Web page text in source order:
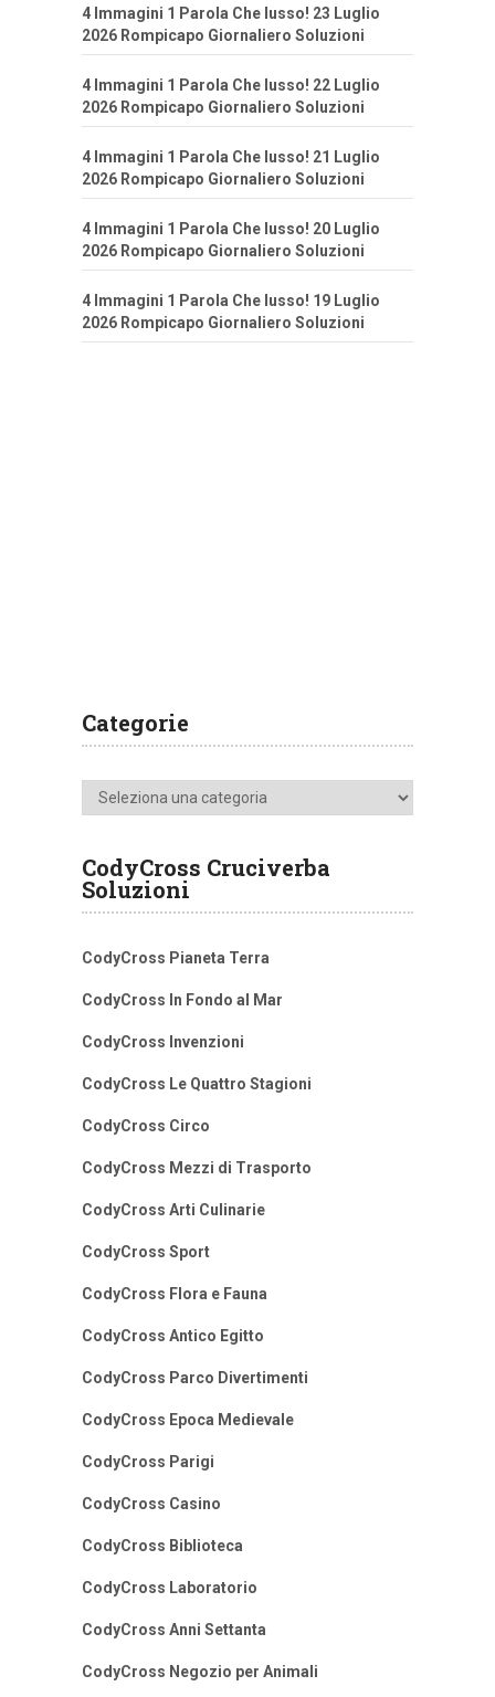
4 Immagini 1 Parola Che lusso! 23 Luglio
2026 Rompicapo Giornaliero Soluzioni
4 Immagini 1 Parola Che lusso! 22 Luglio
2026 Rompicapo Giornaliero Soluzioni
4 Immagini 1 Parola Che lusso! 21 Luglio
2026 Rompicapo Giornaliero Soluzioni
4 Immagini 1 Parola Che lusso! 20 Luglio
2026 Rompicapo Giornaliero Soluzioni
4 Immagini 1 Parola Che lusso! 19 Luglio
2026 Rompicapo Giornaliero Soluzioni
Categorie
Categorie
CodyCross Cruciverba
Soluzioni
CodyCross Pianeta Terra
CodyCross In Fondo al Mar
CodyCross Invenzioni
CodyCross Le Quattro Stagioni
CodyCross Circo
CodyCross Mezzi di Trasporto
CodyCross Arti Culinarie
CodyCross Sport
CodyCross Flora e Fauna
CodyCross Antico Egitto
CodyCross Parco Divertimenti
CodyCross Epoca Medievale
CodyCross Parigi
CodyCross Casino
CodyCross Biblioteca
CodyCross Laboratorio
CodyCross Anni Settanta
CodyCross Negozio per Animali